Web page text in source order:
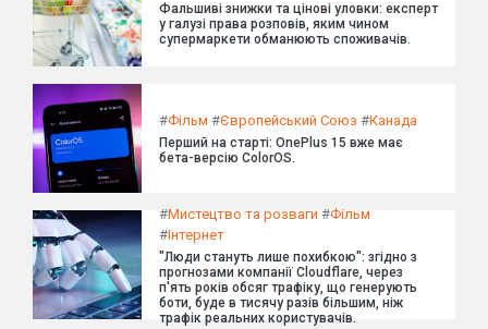
Фальшиві знижки та цінові уловки: експерт
у галузі права розповів, яким чином
супермаркети обманюють споживачів.
#Фільм #Європейський Союз #Канада
Перший на старті: OnePlus 15 вже має
бета-версію ColorOS.
#Мистецтво та розваги #Фільм
#Інтернет
"Люди стануть лише похибкою": згідно з
прогнозами компанії Cloudflare, через
п'ять років обсяг трафіку, що генерують
боти, буде в тисячу разів більшим, ніж
трафік реальних користувачів.